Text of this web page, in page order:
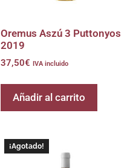
Oremus Aszú 3 Puttonyos
2019
37,50€ IVA incluido
Añadir al carrito
¡Agotado!